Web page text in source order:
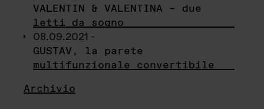
VALENTIN & VALENTINA – due
letti da sogno
08.09.2021 -
GUSTAV, la parete
multifunzionale convertibile
Archivio